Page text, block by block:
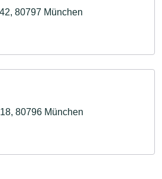
80797 München
80796 München